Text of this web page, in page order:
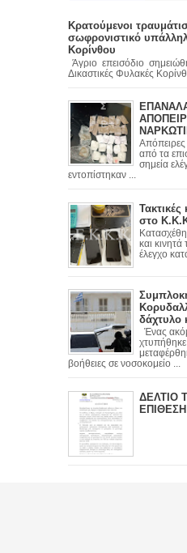
Κρατούμενοι
σωφρονιστικό
Κορίνθου
Άγριο επεισόδιο
Δικαστικές Φυλακές
από τα
σημεία
εντοπίστηκαν ...
Τακτικές
στο
και κινητά
έλεγχο
δάχτυλο
Ένας
χτυπήθηκε
βοήθειες σε νοσοκομείο ...
ΔΕΛΤΙΟ
ΕΠΙΘΕΣΗ